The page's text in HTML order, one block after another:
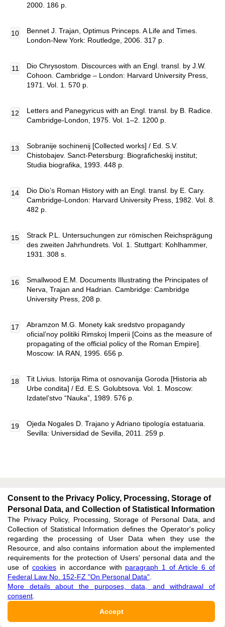
2000. 186 p.
Bennet J. Trajan, Optimus Princeps. A Life and Times.
London-New York: Routledge, 2006. 317 p.
Dio Chrysostom. Discources with an Engl. transl. by J.W.
Cohoon. Cambridge – London: Harvard University Press,
1971. Vol. 1. 570 p.
Letters and Panegyricus with an Engl. transl. by B. Radice.
Cambridge-London, 1975. Vol. 1–2. 1200 p.
Sobranije sochinenij [Collected works] / Ed. S.V.
Chistobajev. Sanct-Petersburg: Biograficheskij institut;
Studia biografika, 1993. 448 p.
Dio Dio’s Roman History with an Engl. transl. by E. Cary.
Cambridge-London: Harvard University Press, 1982. Vol. 8.
482 p.
Strack P.L. Untersuchungen zur römischen Reichsprägung
des zweiten Jahrhundrets. Vol. 1. Stuttgart: Kohlhammer,
1931. 308 s.
Smallwood E.M. Documents Illustrating the Principates of
Nerva, Trajan and Hadrian. Cambridge: Cambridge
University Press, 208 p.
Abramzon М.G. Мonety kak sredstvo propagandy
oficial’noy politiki Rimskoj Imperii [Coins as the measure of
propagating of the official policy of the Roman Empire].
Мoscow: IА RAN, 1995. 656 p.
Тit Livius. Istorija Rima ot osnovanija Goroda [Historia ab
Urbe condita] / Ed. E.S. Golubtsova. Vol. 1. Мoscow:
Izdatel’stvo “Nauka”, 1989. 576 p.
Ojeda Nogales D. Trajano y Adriano tipología estatuaria.
Sevilla: Universidad de Sevilla, 2011. 259 p.
Subscribe:
Consent to the Privacy Policy, Processing, Storage of
Personal Data, and Collection of Statistical Information
The Privacy Policy, Processing, Storage of Personal Data, and
Collection of Statistical Information defines the Operator's policy
regarding the processing of User Data when they use the
Resource, and also contains information about the implemented
requirements for the protection of Users' personal data and the
use of cookiesin accordance with paragraph 1 of Article 6 of
Federal Law No. 152-FZ "On Personal Data"
More details about the purposes, data, and withdrawal of
consent
Accept